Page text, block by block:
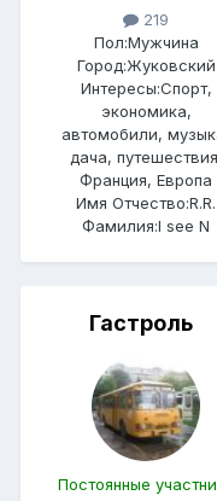
219
Пол:Мужчина
Город:Жуковский
Интересы:Спорт,
экономика,
автомобили,
дача,
Франция, Европа
Имя Отчество:R.R.
Фамилия:I see N
Гастроль
Постоянные